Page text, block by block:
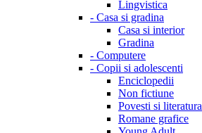
Lingvistica
- Casa si gradina
Casa si interior
Gradina
- Computere
- Copii si adolescenti
Enciclopedii
Non fictiune
Povesti si literatura
Romane grafice